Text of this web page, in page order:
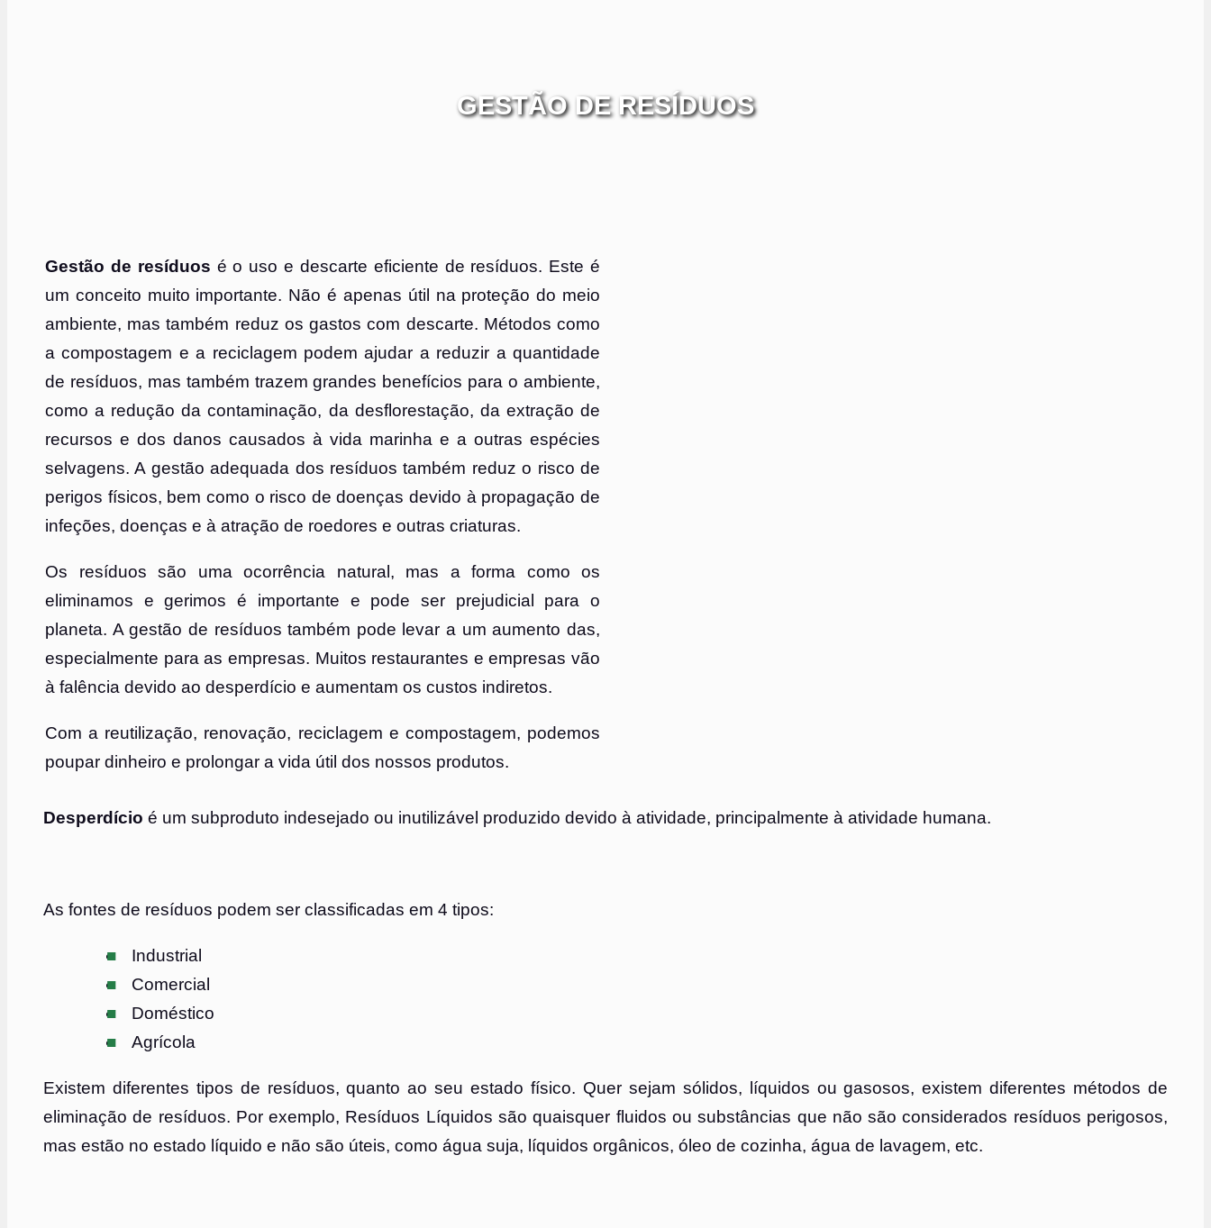
GESTÃO DE RESÍDUOS
Gestão de resíduos é o uso e descarte eficiente de resíduos. Este é
um conceito muito importante. Não é apenas útil na proteção do meio
ambiente, mas também reduz os gastos com descarte. Métodos como
a compostagem e a reciclagem podem ajudar a reduzir a quantidade
de resíduos, mas também trazem grandes benefícios para o ambiente,
como a redução da contaminação, da desflorestação, da extração de
recursos e dos danos causados ​​à vida marinha e a outras espécies
selvagens. A gestão adequada dos resíduos também reduz o risco de
perigos físicos, bem como o risco de doenças devido à propagação de
infeções, doenças e à atração de roedores e outras criaturas.
Os resíduos são uma ocorrência natural, mas a forma como os
eliminamos e gerimos é importante e pode ser prejudicial para o
planeta. A gestão de resíduos também pode levar a um aumento das,
especialmente para as empresas. Muitos restaurantes e empresas vão
à falência devido ao desperdício e aumentam os custos indiretos.
Com a reutilização, renovação, reciclagem e compostagem, podemos
poupar dinheiro e prolongar a vida útil dos nossos produtos.
Desperdício é um subproduto indesejado ou inutilizável produzido devido à atividade, principalmente à atividade humana.
As fontes de resíduos podem ser classificadas em 4 tipos:
Industrial
Comercial
Doméstico
Agrícola
Existem diferentes tipos de resíduos, quanto ao seu estado físico. Quer sejam sólidos, líquidos ou gasosos, existem diferentes métodos de
eliminação de resíduos. Por exemplo, Resíduos Líquidos são quaisquer fluidos ou substâncias que não são considerados resíduos perigosos,
mas estão no estado líquido e não são úteis, como água suja, líquidos orgânicos, óleo de cozinha, água de lavagem, etc.